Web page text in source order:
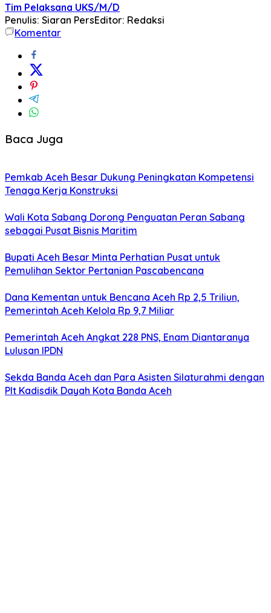
Tim Pelaksana UKS/M/D
Penulis: Siaran PersEditor: Redaksi
Komentar
Baca Juga
Pemkab Aceh Besar Dukung Peningkatan Kompetensi
Tenaga Kerja Konstruksi
Wali Kota Sabang Dorong Penguatan Peran Sabang
sebagai Pusat Bisnis Maritim
Bupati Aceh Besar Minta Perhatian Pusat untuk
Pemulihan Sektor Pertanian Pascabencana
Dana Kementan untuk Bencana Aceh Rp 2,5 Triliun,
Pemerintah Aceh Kelola Rp 9,7 Miliar
Pemerintah Aceh Angkat 228 PNS, Enam Diantaranya
Lulusan IPDN
Sekda Banda Aceh dan Para Asisten Silaturahmi dengan
Plt Kadisdik Dayah Kota Banda Aceh